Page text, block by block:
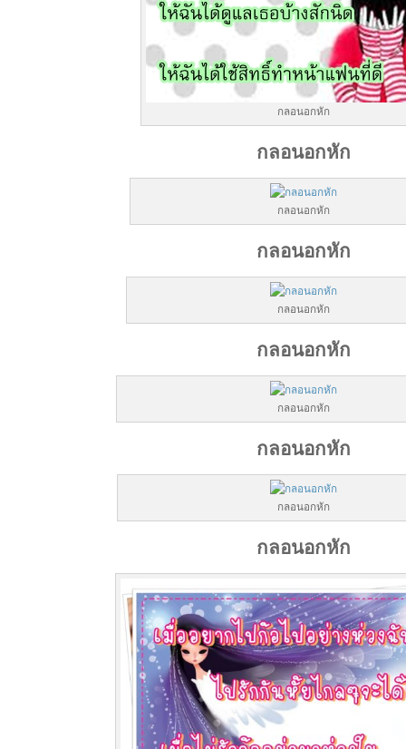
กลอนอกหัก
กลอนอกหัก
กลอนอกหัก
กลอนอกหัก
กลอนอกหัก
กลอนอกหัก
กลอนอกหัก
กลอนอกหัก
กลอนอกหัก
กลอนอกหัก